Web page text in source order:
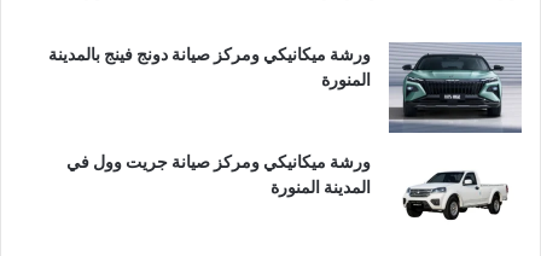
ورشة ميكانيكي ومركز صيانة دونج فينج بالمدينة
المنورة
ورشة ميكانيكي ومركز صيانة جريت وول في
المدينة المنورة